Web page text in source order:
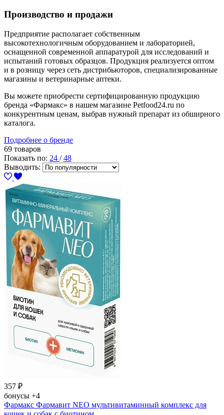
Производство и продажи
Предприятие располагает собственным
высокотехнологичным оборудованием и лабораторией,
оснащенной современной аппаратурой для исследований и
испытаний готовых образцов. Продукция реализуется оптом
и в розницу через сеть дистрибьюторов, специализированные
магазины и ветеринарные аптеки.
Вы можете приобрести сертифицированную продукцию
бренда «Фармакс» в нашем магазине Petfood24.ru по
конкурентным ценам, выбрав нужный препарат из обширного
каталога.
Подробнее о бренде
69 товаров
Показать по: 24 /48
Выводить:
357 ₽
бонусы +4
Фармакс Фармавит NEO мультивитаминный комплекс для